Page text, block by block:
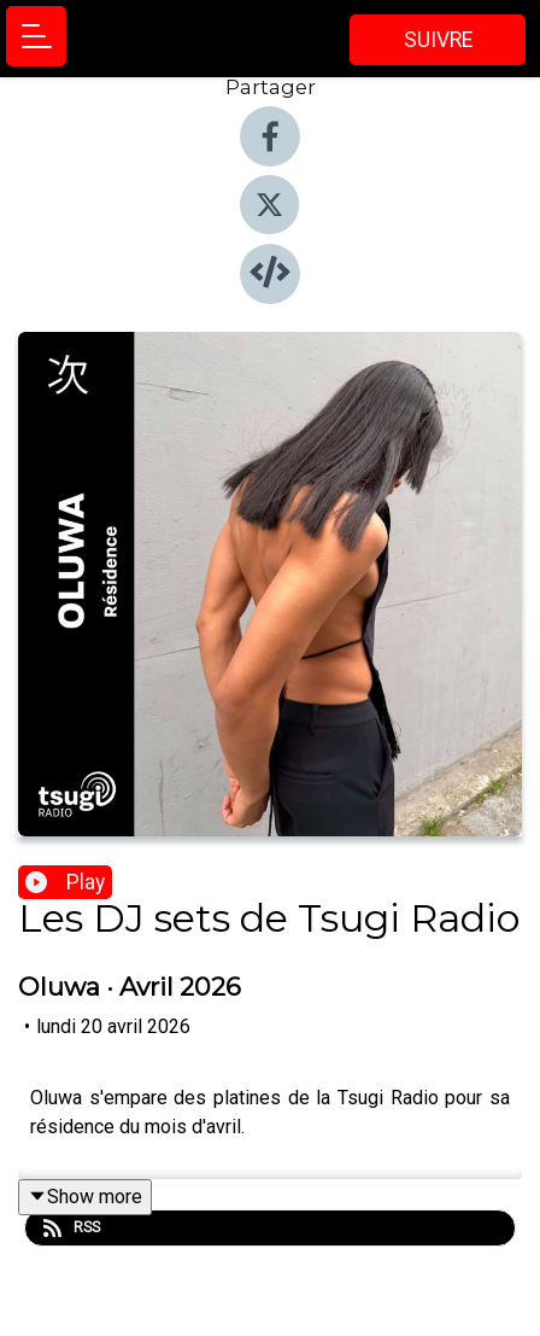
SUIVRE
Partager
Play
Les DJ sets de Tsugi Radio
Oluwa · Avril 2026
• lundi 20 avril 2026
Oluwa s'empare des platines de la Tsugi Radio pour sa
résidence du mois d'avril.
Show more
RSS